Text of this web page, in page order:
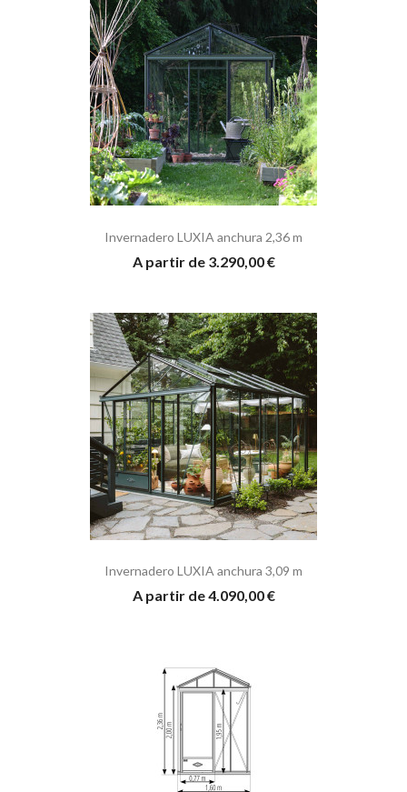
Invernadero LUXIA anchura 2,36 m
A partir de 3.290,00 €
Invernadero LUXIA anchura 3,09 m
A partir de 4.090,00 €